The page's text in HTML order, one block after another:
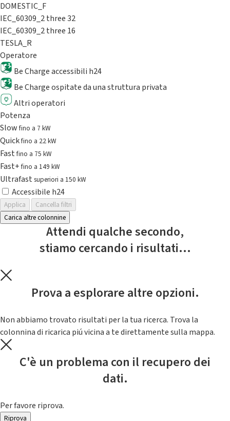
DOMESTIC_F
IEC_60309_2 three 32
IEC_60309_2 three 16
TESLA_R
Operatore
Be Charge accessibili h24
Be Charge ospitate da una struttura privata
Altri operatori
Potenza
Slowfino a 7 kW
Quickfino a 22 kW
Fastfino a 75 kW
Fast+fino a 149 kW
Ultrafast superiori a 150 kW
Accessibile h24
Applica
Cancella filtri
Carica altre colonnine
Attendi qualche secondo,
stiamo cercando i risultati...
Prova a esplorare altre opzioni.
Non abbiamo trovato risultati per la tua ricerca. Trova la
colonnina di ricarica piú vicina a te direttamente sulla mappa.
C'è un problema con il recupero dei
dati.
Per favore riprova.
Riprova